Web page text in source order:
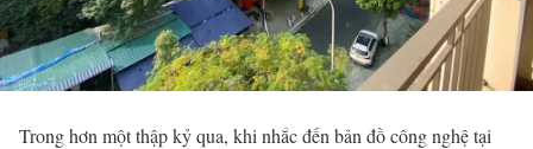
Trong hơn một thập kỷ qua, khi nhắc đến bản đồ công nghệ tại